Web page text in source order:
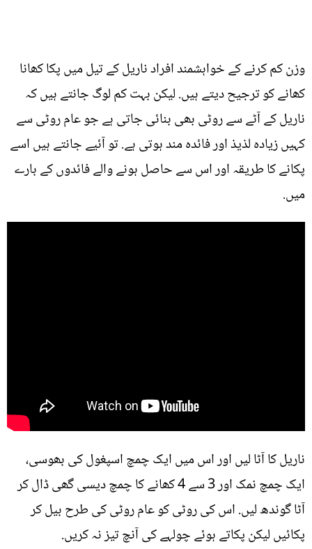
وزن کم کرنے کے خواہشمند افراد ناریل کے تیل میں پکا کھانا
کھانے کو ترجیح دیتے ہیں. لیکن بہت کم لوگ جانتے ہیں کہ
ناریل کے آٹے سے روٹی بھی بنائی جاتی ہے جو عام روٹی سے
کہیں زیادہ لذیذ اور فائدہ مند ہوتی ہے. تو آئیے جانتے ہیں اسے
پکانے کا طریقہ اور اس سے حاصل ہونے والے فائدوں کے بارے
میں.
ناریل کا آٹا لیں اور اس میں ایک چمچ اسپغول کی بھوسی،
ایک چمچ نمک اور 3 سے 4 کھانے کا چمچ دیسی گھی ڈال کر
آٹا گوندھ لیں. اس کی روٹی کو عام روٹی کی طرح بیل کر
پکائیں لیکن پکاتے ہوئے چولہے کی آنچ تیز نہ کریں.